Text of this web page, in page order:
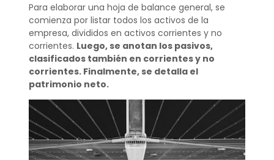
Para elaborar una hoja de balance general, se
comienza por listar todos los activos de la
empresa, divididos en activos corrientes y no
corrientes. Luego, se anotan los pasivos,
clasificados también en corrientes y no
corrientes. Finalmente, se detalla el
patrimonio neto.